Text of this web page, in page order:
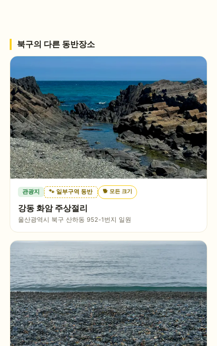
북구의 다른 동반장소
관광지 🐾 일부구역 동반 🐕 모든 크기
강동 화암 주상절리
울산광역시 북구 산하동 952-1번지 일원